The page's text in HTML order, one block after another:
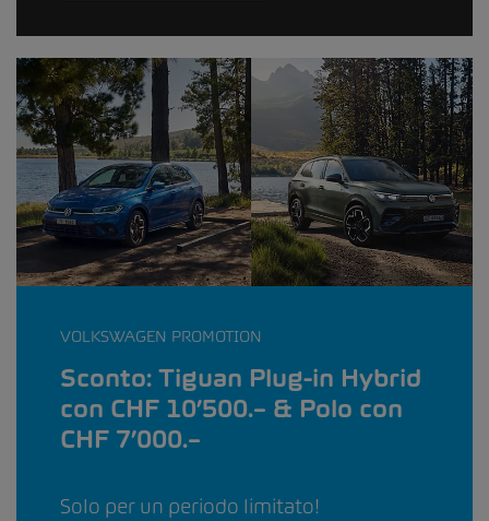
VOLKSWAGEN PROMOTION
Sconto: Tiguan Plug-in Hybrid
con CHF 10’500.– & Polo con
CHF 7’000.–
Solo per un periodo limitato!